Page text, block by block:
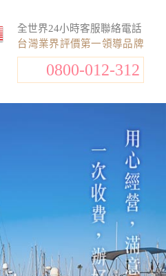
全世界24小時客服聯絡電話
台灣業界評價第一領導品牌
0800-012-312